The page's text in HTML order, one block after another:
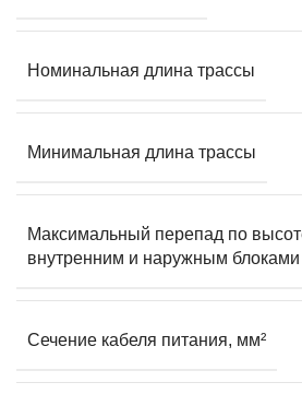
Номинальная длина трассы
Минимальная длина трассы
Максимальный перепад по
внутренним и наружным блоками
Сечение кабеля питания, мм²